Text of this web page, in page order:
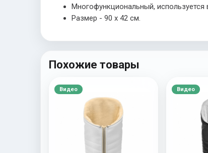
Многофункциональный, используется
Размер - 90 x 42 см.
Похожие товары
Видео Видео